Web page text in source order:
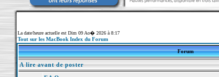
La date/heure actuelle est Dim 09 Ao� 2026 à 8:17
Tout sur les MacBook Index du Forum
Forum
A lire avant de poster